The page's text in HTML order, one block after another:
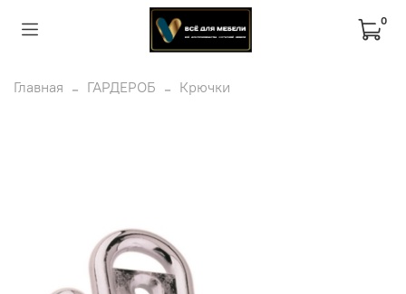
0
Главная ГАРДЕРОБ Крючки